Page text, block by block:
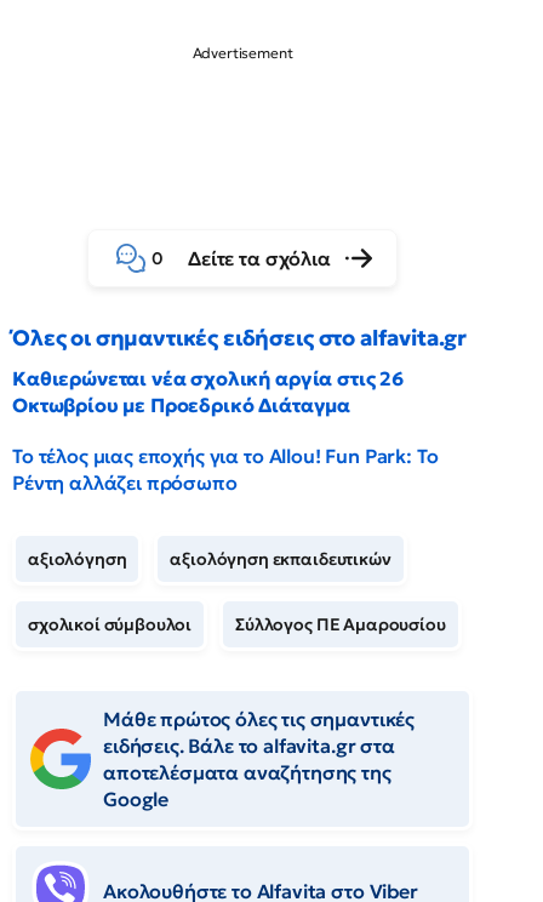
0 Δείτε τα σχόλια
Όλες οι σημαντικές ειδήσεις στο alfavita.gr
Καθιερώνεται νέα σχολική αργία στις 26
Οκτωβρίου με Προεδρικό Διάταγμα
Το τέλος μιας εποχής για το Allou! Fun Park: Το
Ρέντη αλλάζει πρόσωπο
αξιολόγηση αξιολόγηση εκπαιδευτικών
σχολικοί σύμβουλοι Σύλλογος ΠΕ Αμαρουσίου
Μάθε πρώτος όλες τις σημαντικές
ειδήσεις. Βάλε το alfavita.gr στα
αποτελέσματα αναζήτησης της
Google
Ακολουθήστε το Αlfavita στο Viber